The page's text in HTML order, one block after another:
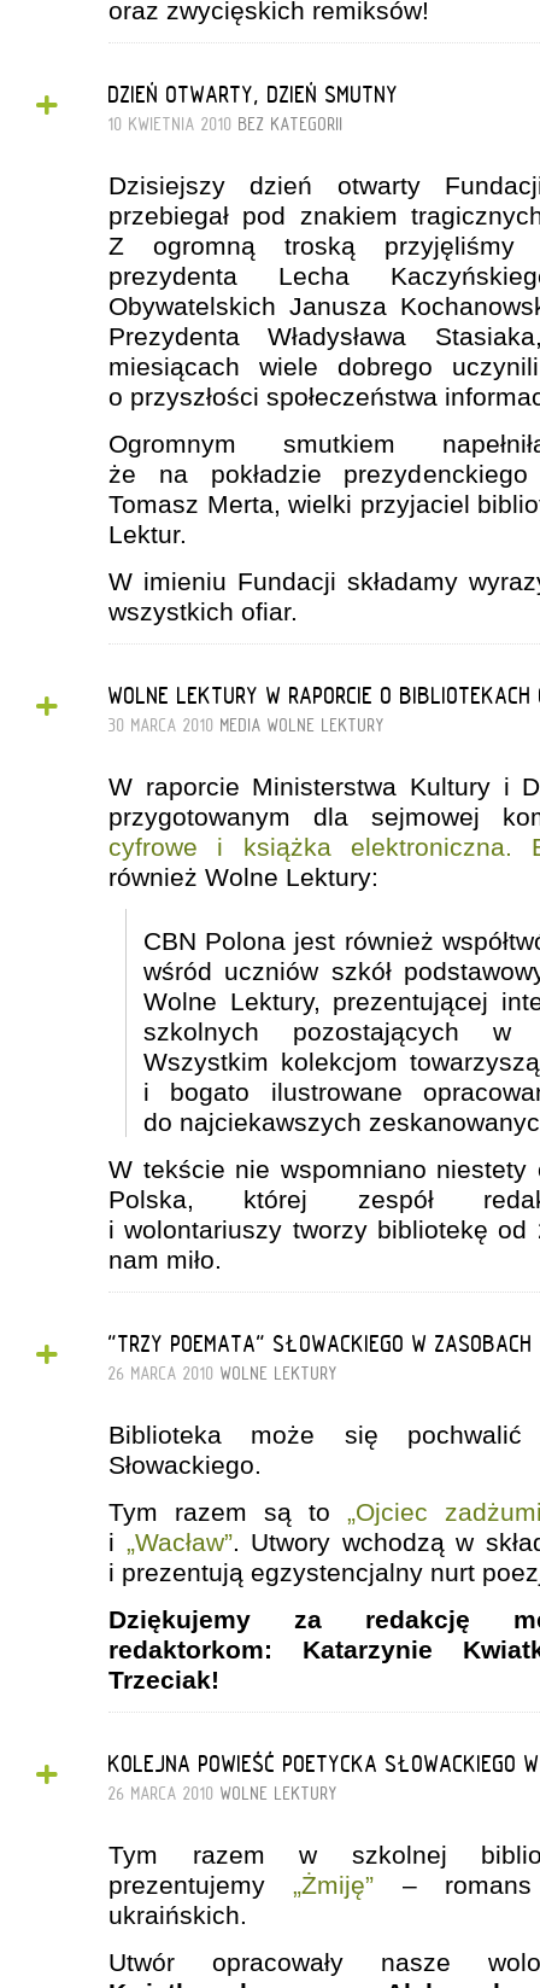
oraz zwycięskich remiksów!
+ DZIEŃ OTWARTY, DZIEŃ SMUTNY
10 KWIETNIA 2010 BEZ KATEGORII
Dzisiejszy dzień otwarty
przebiegał pod znakiem
Z ogromną troską przyjęliśmy
prezydenta Lecha
Obywatelskich Janusza
Prezydenta Władysława
miesiącach wiele dobrego
o przyszłości społeczeństwa
Ogromnym smutkiem
że na pokładzie
Tomasz Merta, wielki przyjaciel
Lektur.
W imieniu Fundacji składamy
wszystkich ofiar.
+ WOLNE LEKTURY W RAPORCIE O BIBLIOTEKACH
30 MARCA 2010 MEDIA WOLNE LEKTURY
W raporcie Ministerstwa Kultury i
przygotowanym dla sejmowej
cyfrowe i książka elektroniczna.
również Wolne Lektury:
CBN Polona jest również
wśród uczniów szkół
Wolne Lektury, prezentującej
szkolnych pozostających w
Wszystkim kolekcjom
i bogato ilustrowane
do najciekawszych
W tekście nie wspomniano niestety
Polska, której zespół
i wolontariuszy tworzy bibliotekę
nam miło.
+ "TRZY POEMATA" SŁOWACKIEGO W ZASOBACH
26 MARCA 2010 WOLNE LEKTURY
Biblioteka może się pochwalić
Słowackiego.
Tym razem są to „Ojciec
i „Wacław”. Utwory wchodzą w
i prezentują egzystencjalny nurt
Dziękujemy za redakcję
redaktorkom: Katarzynie
Trzeciak!
+ KOLEJNA POWIEŚĆ POETYCKA SŁOWACKIEGO
26 MARCA 2010 WOLNE LEKTURY
Tym razem w szkolnej
prezentujemy„Żmiję” – romans
ukraińskich.
Utwór opracowały nasze